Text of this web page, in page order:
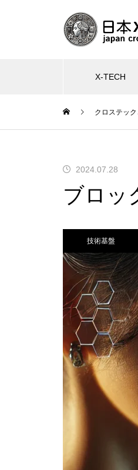
X-TECH
クロステック
2024.07.28
ブロッ
技術基盤